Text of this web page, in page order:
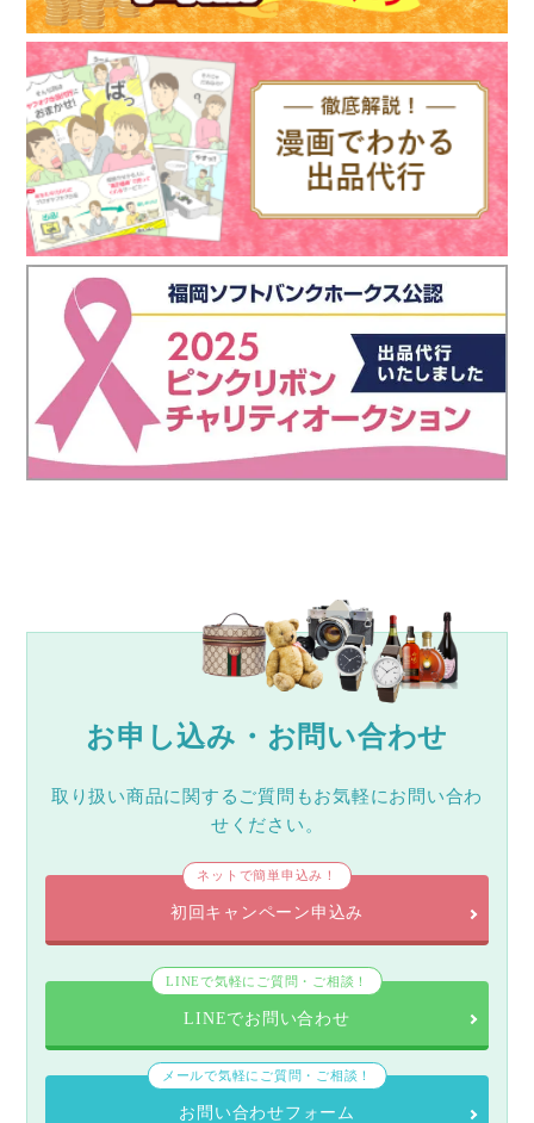
お申し込み・お問い合わせ
取り扱い商品に関するご質問もお気軽にお問い合わ
せください。
ネットで簡単申込み！
初回キャンペーン申込み
LINEで気軽にご質問・ご相談！
LINEでお問い合わせ
メールで気軽にご質問・ご相談！
お問い合わせフォーム